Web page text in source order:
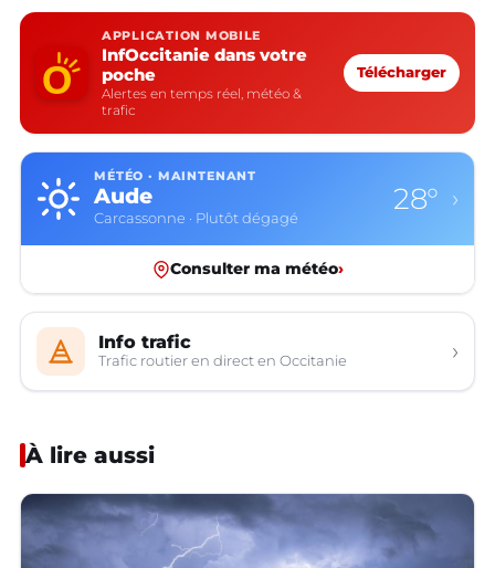
APPLICATION MOBILE
InfOccitanie dans votre
poche
Alertes en temps réel, météo &
trafic
Télécharger
MÉTÉO · MAINTENANT
Aude
Carcassonne · Plutôt dégagé
28° ›
Consulter ma météo›
Info trafic
Trafic routier en direct en Occitanie ›
À lire aussi